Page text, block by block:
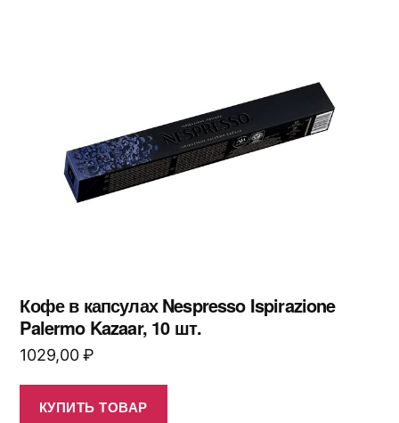
Кофе в капсулах Nespresso Ispirazione
Palermo Kazaar, 10 шт.
1029,00₽
КУПИТЬ ТОВАР